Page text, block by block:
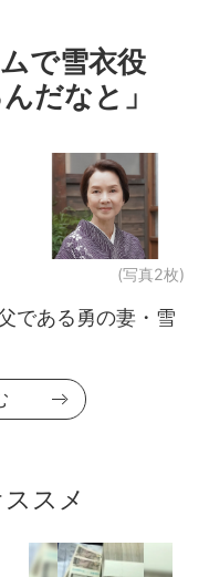
で雪衣役
だなと」
(写真2枚)
である勇の妻・雪
スメ